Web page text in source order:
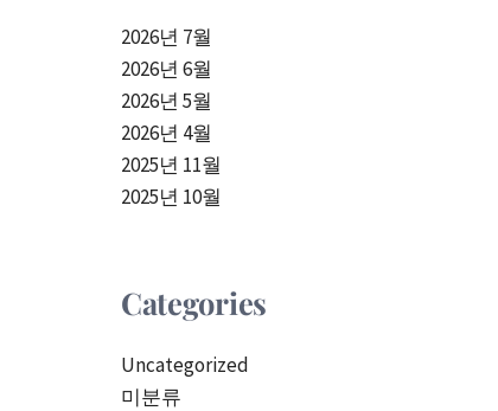
2026년 7월
2026년 6월
2026년 5월
2026년 4월
2025년 11월
2025년 10월
Categories
Uncategorized
미분류